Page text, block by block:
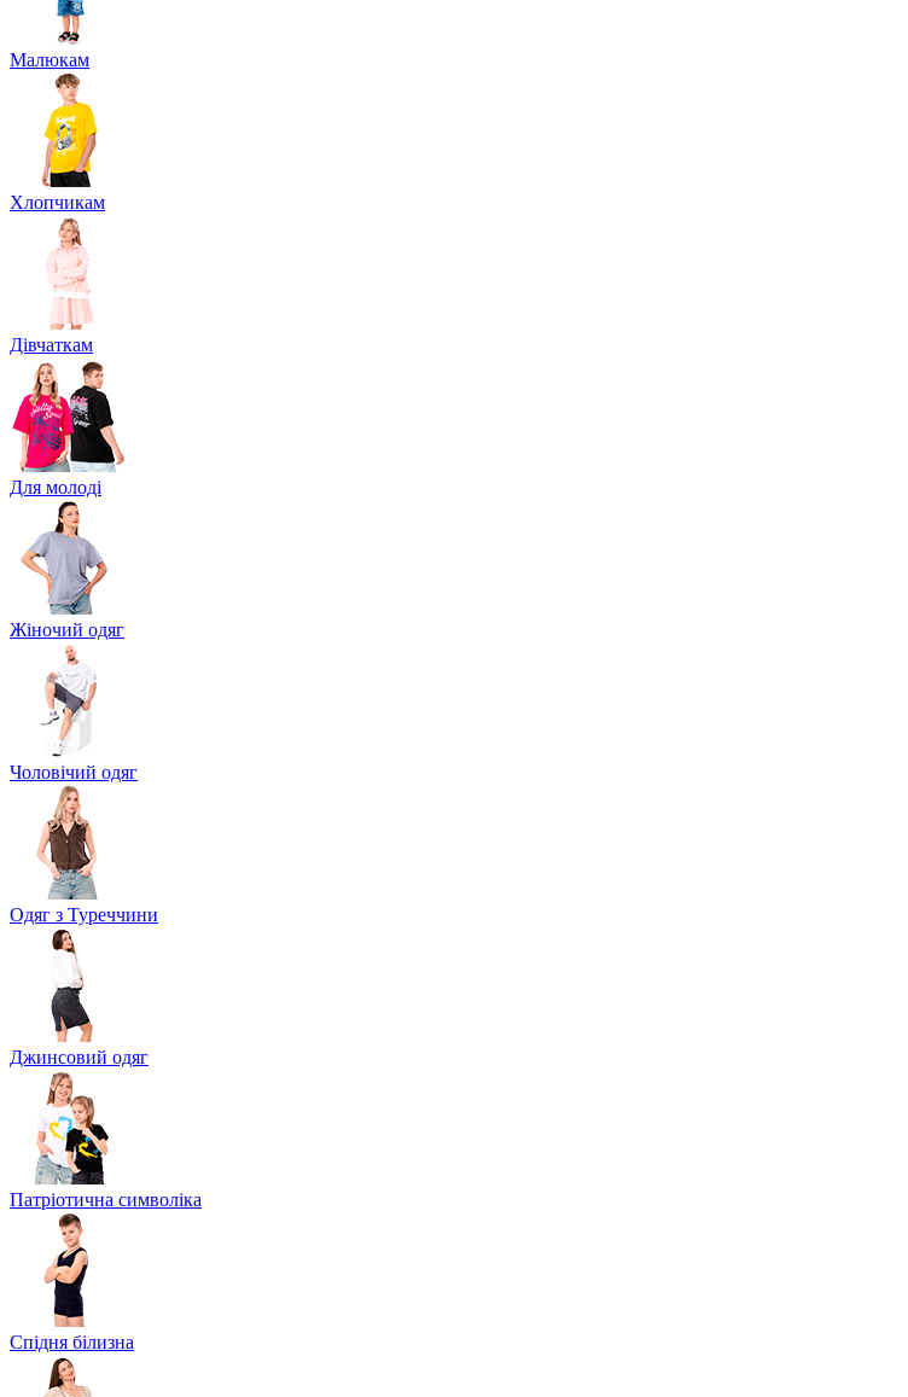
Малюкам
Хлопчикам
Дівчаткам
Для молоді
Жіночий одяг
Чоловічий одяг
Одяг з Туреччини
Джинсовий одяг
Патріотична символіка
Спідня білизна